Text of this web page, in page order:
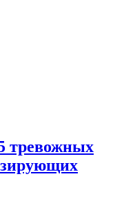
тревожных